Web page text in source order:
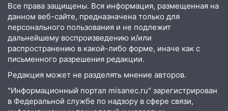
судить за неуплату 48,4 млн рублей
налогов
09:28 Дети на дорогах: пострадали
велосипедисты, мотоциклисты и
пешеходы. Обзор крупных аварий в
Ульяновской области
08:30 Поджог со свечой, 16 сгоревших
домов и выстрел за водку
Все права защищены. Вся информация, размещенная на
данном веб-сайте, предназначена только для
персонального пользования и не подлежит
дальнейшему воспроизведению и/или
распространению в какой-либо форме, иначе как с
письменного разрешения редакции.
Редакция может не разделять мнение авторов.
"Информационный портал misanec.ru" зарегистрирован
в Федеральной службе по надзору в сфере связи,